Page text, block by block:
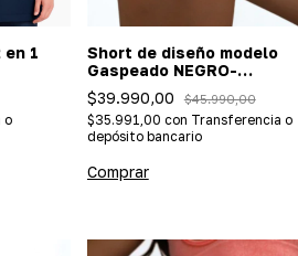
en 1
o
Short de diseño modelo
Gaspeado NEGRO-
(Importada/efecto push
$39.990,00 $45.990,00
$35.991,00 con Transferencia o
depósito bancario
Comprar